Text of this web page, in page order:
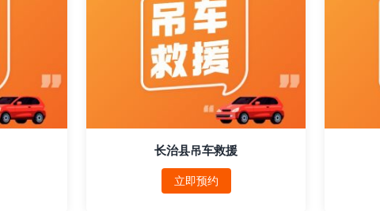
长治县吊车救援
立即预约